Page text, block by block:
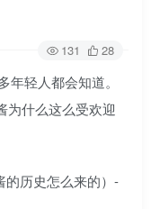
131 28
轻人都会知道。
为什么这么受欢迎